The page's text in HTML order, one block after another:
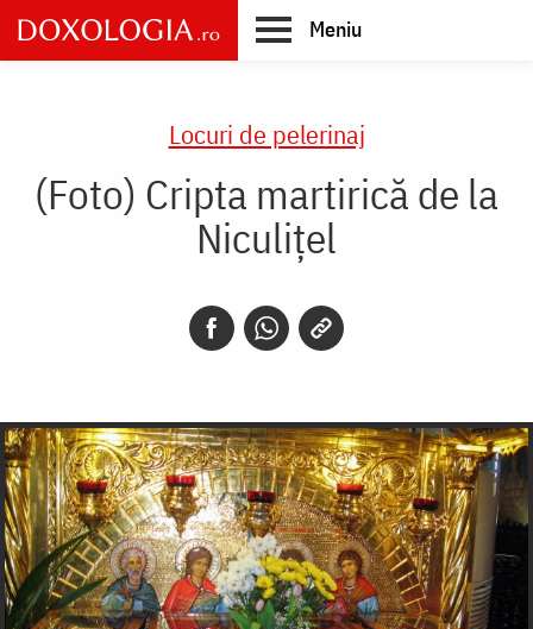
Skip
to
main
Meniu
Locuri de pelerinaj
(Foto) Cripta martirică de la
Niculițel